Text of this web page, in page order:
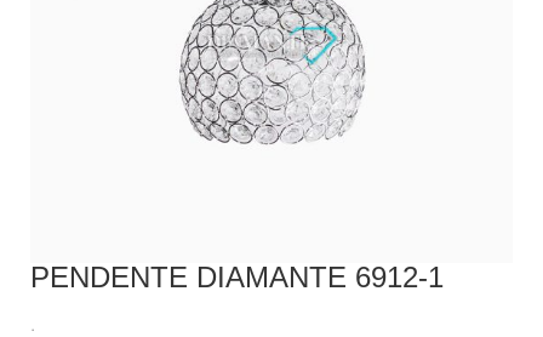
PENDENTE DIAMANTE 6912-1
.